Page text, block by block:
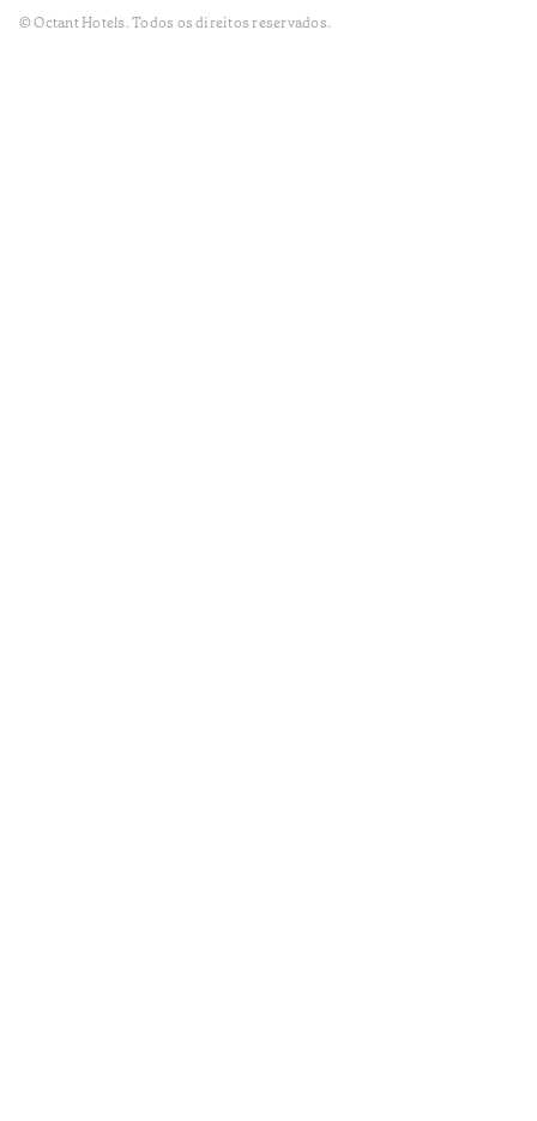
© Octant Hotels. Todos os direitos reservados.